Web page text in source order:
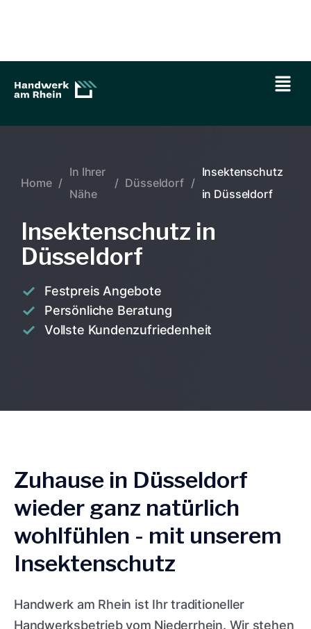
Home /
In Ihrer
Nähe
/ Düsseldorf /
Insektenschutz
in Düsseldorf
Insektenschutz in
Düsseldorf
Festpreis Angebote
Persönliche Beratung
Vollste Kundenzufriedenheit
Zuhause in Düsseldorf
wieder ganz natürlich
wohlfühlen - mit unserem
Insektenschutz
Handwerk am Rhein ist Ihr traditioneller
Handwerksbetrieb vom Niederrhein. Wir stehen